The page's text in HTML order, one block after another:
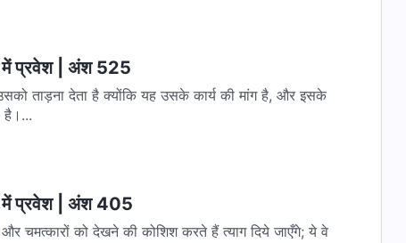
में प्रवेश | अंश 525
ताड़ना देता है क्योंकि यह उसके कार्य की मांग है, और इसके
है।...
में प्रवेश | अंश 405
चमत्कारों को देखने की कोशिश करते हैं त्याग दिये जाएँगे; ये वे